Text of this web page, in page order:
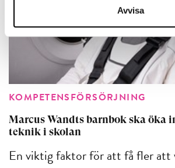
Avvisa
KOMPETENSFÖRSÖRJNING
Marcus Wandts barnbok ska öka
teknik i skolan
En viktig faktor för att få fler att